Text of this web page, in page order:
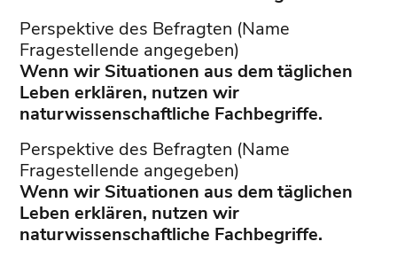
Perspektive des Befragten (Name
Fragestellende angegeben)
Wenn wir Situationen aus dem täglichen
Leben erklären, nutzen wir
naturwissenschaftliche Fachbegriffe.
Perspektive des Befragten (Name
Fragestellende angegeben)
Wenn wir Situationen aus dem täglichen
Leben erklären, nutzen wir
naturwissenschaftliche Fachbegriffe.